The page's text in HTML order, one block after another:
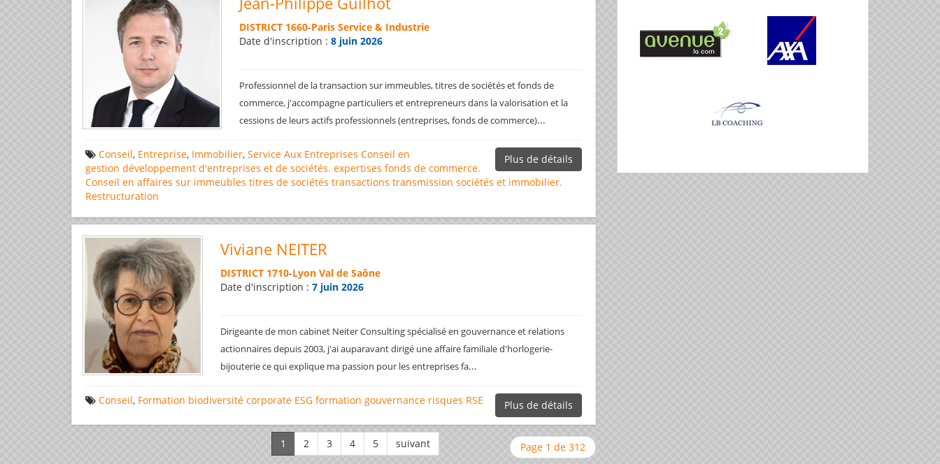
DISTRICT 1660-Paris Service & Industrie
Date d'inscription : 8 juin 2026
Professionnel de la transaction sur immeubles, titres de sociétés et fonds de
commerce, j'accompagne particuliers et entrepreneurs dans la valorisation et la
cessions de leurs actifs professionnels (entreprises, fonds de commerce)...
Plus de détails
Conseil, Entreprise, Immobilier, Service Aux Entreprises Conseil en
gestion développement d'entreprises et de sociétés. expertises fonds de commerce.
Conseil en affaires sur immeubles titres de sociétés transactions transmission sociétés et immobilier.
Restructuration
Viviane NEITER
DISTRICT 1710-Lyon Val de Saône
Date d'inscription :7 juin 2026
Dirigeante de mon cabinet Neiter Consulting spécialisé en gouvernance et relations
actionnaires depuis 2003, j'ai auparavant dirigé une affaire familiale d'horlogerie-
bijouterie ce qui explique ma passion pour les entreprises fa...
Plus de détails
Conseil, Formation biodiversité corporate ESG formation gouvernance risques RSE
Page 1 de 312